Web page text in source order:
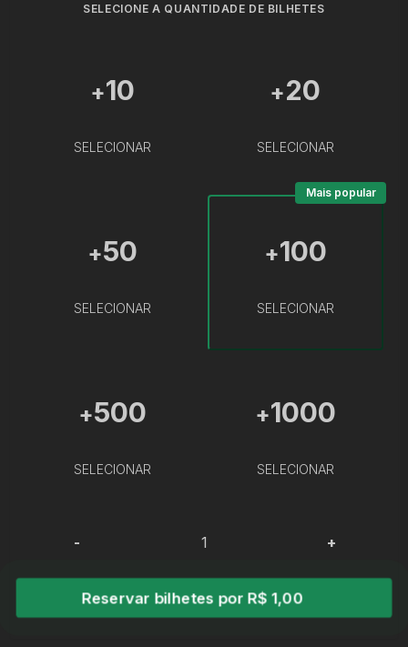
SELECIONE A QUANTIDADE DE BILHETES
+10
SELECIONAR
+20
SELECIONAR
+50
SELECIONAR
+100
SELECIONAR
Mais popular
+500
SELECIONAR
+1000
SELECIONAR
- +
Reservar bilhetes por R$ 1,00